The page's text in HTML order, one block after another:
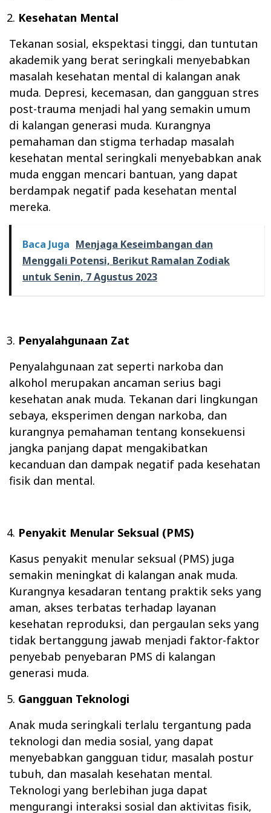
Kesehatan Mental
Tekanan sosial, ekspektasi tinggi, dan tuntutan
akademik yang berat seringkali menyebabkan
masalah kesehatan mental di kalangan anak
muda. Depresi, kecemasan, dan gangguan stres
post-trauma menjadi hal yang semakin umum
di kalangan generasi muda. Kurangnya
pemahaman dan stigma terhadap masalah
kesehatan mental seringkali menyebabkan anak
muda enggan mencari bantuan, yang dapat
berdampak negatif pada kesehatan mental
mereka.
Baca Juga Menjaga Keseimbangan dan
Menggali Potensi, Berikut Ramalan Zodiak
untuk Senin, 7 Agustus 2023
Penyalahgunaan Zat
Penyalahgunaan zat seperti narkoba dan
alkohol merupakan ancaman serius bagi
kesehatan anak muda. Tekanan dari lingkungan
sebaya, eksperimen dengan narkoba, dan
kurangnya pemahaman tentang konsekuensi
jangka panjang dapat mengakibatkan
kecanduan dan dampak negatif pada kesehatan
fisik dan mental.
Penyakit Menular Seksual (PMS)
Kasus penyakit menular seksual (PMS) juga
semakin meningkat di kalangan anak muda.
Kurangnya kesadaran tentang praktik seks yang
aman, akses terbatas terhadap layanan
kesehatan reproduksi, dan pergaulan seks yang
tidak bertanggung jawab menjadi faktor-faktor
penyebab penyebaran PMS di kalangan
generasi muda.
Gangguan Teknologi
Anak muda seringkali terlalu tergantung pada
teknologi dan media sosial, yang dapat
menyebabkan gangguan tidur, masalah postur
tubuh, dan masalah kesehatan mental.
Teknologi yang berlebihan juga dapat
mengurangi interaksi sosial dan aktivitas fisik,